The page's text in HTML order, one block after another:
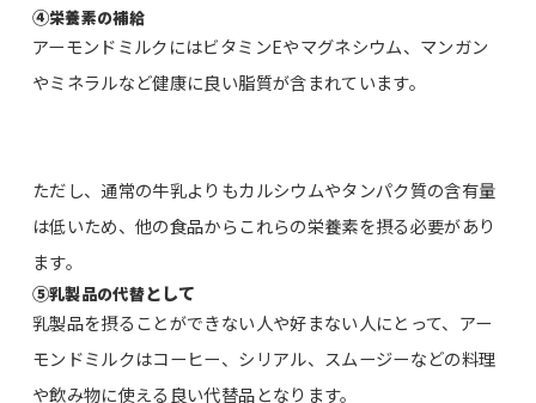
④栄養素の補給
アーモンドミルクにはビタミンEやマグネシウム、マンガン
やミネラルなど健康に良い脂質が含まれています。
ただし、通常の牛乳よりもカルシウムやタンパク質の含有量
は低いため、他の食品からこれらの栄養素を摂る必要があり
ます。
⑤乳製品の代替として
乳製品を摂ることができない人や好まない人にとって、アー
モンドミルクはコーヒー、シリアル、スムージーなどの料理
や飲み物に使える良い代替品となります。